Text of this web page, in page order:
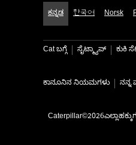
ಕನ್ನಡ 한국어 Norsk
Cat ಬಗ್ಗೆ ಸೈಟ್ಮ್ಯಾಪ್ ಕುಕಿ
ಕಾನೂನಿನ ನಿಯಮಗಳು ನನ್ನ